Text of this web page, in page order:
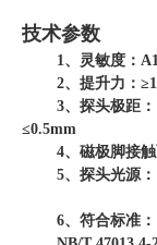
技术参数
1、灵敏度：
2、提升力：
3、探头极距
≤0.5mm
4、磁极脚接
5、探头光源
6、符合标准